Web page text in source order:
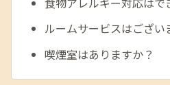
ルームサービスはござい
喫煙室はありますか？